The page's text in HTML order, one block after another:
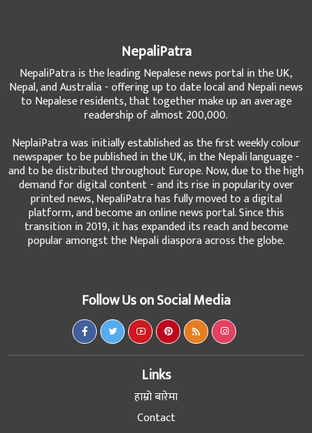
Nepal, and Australia - offering up to date local and Nepali news
to Nepalese residents, that together make up an average
readership of almost 200,000.
NeplaiPatra was initially established as the first weekly colour
newspaper to be published in the UK, in the Nepali language -
and to be distributed throughout Europe. Now, due to the high
demand for digital content - and its rise in popularity over
printed news, NepaliPatra has fully moved to a digital
platform, and become an online news portal. Since this
transition in 2019, it has expanded its reach and become
popular amongst the Nepali diaspora across the globe.
Follow Us on Social Media
Links
हाम्रो बारेमा
Contact
Advertise with us
Nepalipatra Translation Service: English to Nepali and Nepali
to English